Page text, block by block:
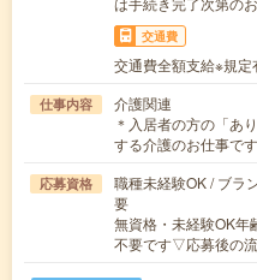
交通費
交通費全額支給※規定
仕事内容
介護関連
＊入居者の方の「あ
する介護のお仕事で
応募資格
職種未経験OK / ブラ
要
無資格・未経験OK
不要です▽応募後の